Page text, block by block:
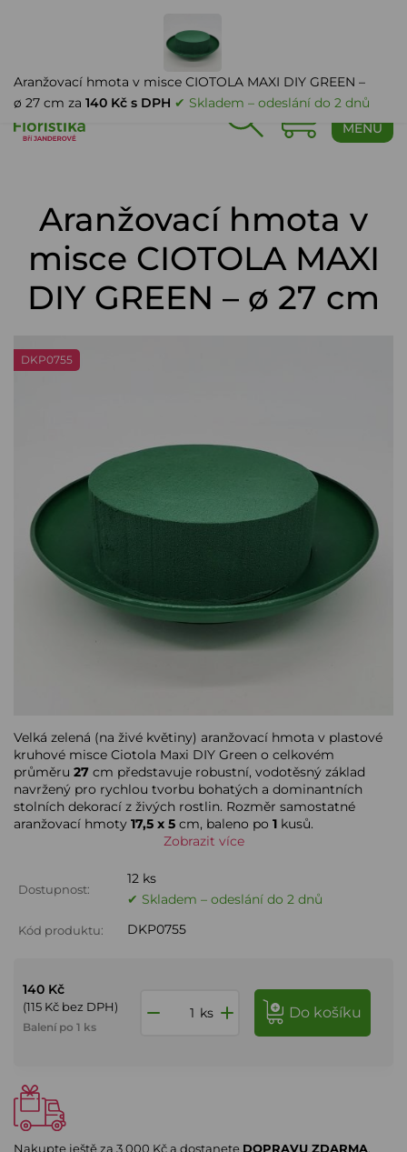
MENU
Aranžovací hmota v
misce CIOTOLA MAXI
DIY GREEN – ø 27 cm
DKP0755
Velká zelená (na živé květiny) aranžovací hmota v plastové
kruhové misce Ciotola Maxi DIY Green o celkovém
průměru 27 cm představuje robustní, vodotěsný základ
navržený pro rychlou tvorbu bohatých a dominantních
stolních dekorací z živých rostlin. Rozměr samostatné
aranžovací hmoty 17,5 x 5 cm, baleno po 1 kusů.
Zobrazit více
Dostupnost:
12 ks
✔ Skladem – odeslání do 2 dnů
Kód produktu: DKP0755
140 Kč
(115 Kč bez DPH)
Balení po 1 ks
ks do košíku
Nakupte ještě za 3 000 Kča dostanete DOPRAVU ZDARMA.
Aranžovací hmota v misce CIOTOLA MAXI DIY GREEN –
ø 27 cm za 140 Kč s DPH ✔ Skladem – odeslání do 2 dnů